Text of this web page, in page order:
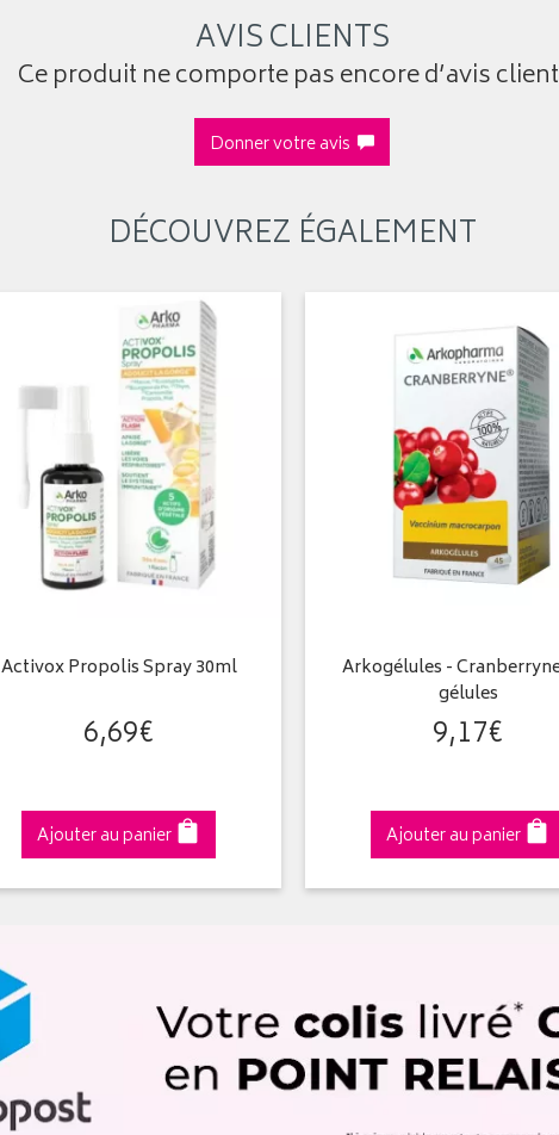
AVIS CLIENTS
Ce produit ne comporte pas encore d’avis
Donner votre avis
DÉCOUVREZ ÉGALEMENT
Activox Propolis Spray 30ml
6,69€
Ajouter au panier
Arkogélules -
gélules
9,17€
Ajouter au panier